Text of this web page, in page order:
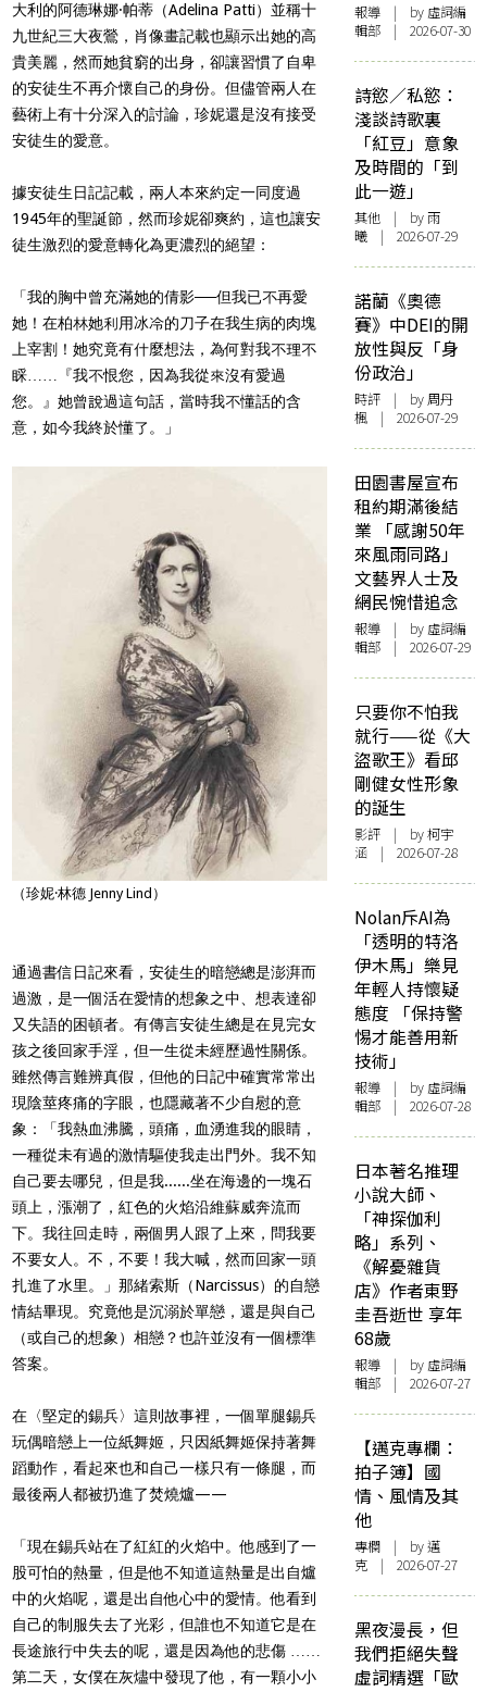
大利的阿德琳娜·帕蒂（Adelina Patti）並稱十
九世紀三大夜鶯，肖像畫記載也顯示出她的高
貴美麗，然而她貧窮的出身，卻讓習慣了自卑
的安徒生不再介懷自己的身份。但儘管兩人在
藝術上有十分深入的討論，珍妮還是沒有接受
安徒生的愛意。
據安徒生日記記載，兩人本來約定一同度過
1945年的聖誕節，然而珍妮卻爽約，這也讓安
徒生激烈的愛意轉化為更濃烈的絕望：
「我的胸中曾充滿她的倩影──但我已不再愛
她！在柏林她利用冰冷的刀子在我生病的肉塊
上宰割！她究竟有什麼想法，為何對我不理不
睬……『我不恨您，因為我從來沒有愛過
您。』她曾說過這句話，當時我不懂話的含
意，如今我終於懂了。」
（珍妮·林德 Jenny Lind）
通過書信日記來看，安徒生的暗戀總是澎湃而
過激，是一個活在愛情的想象之中、想表達卻
又失語的困頓者。有傳言安徒生總是在見完女
孩之後回家手淫，但一生從未經歷過性關係。
雖然傳言難辨真假，但他的日記中確實常常出
現陰莖疼痛的字眼，也隱藏著不少自慰的意
象：「我熱血沸騰，頭痛，血湧進我的眼睛，
一種從未有過的激情驅使我走出門外。我不知
自己要去哪兒，但是我......坐在海邊的一塊石
頭上，漲潮了，紅色的火焰沿維蘇威奔流而
下。我往回走時，兩個男人跟了上來，問我要
不要女人。不，不要！我大喊，然而回家一頭
扎進了水里。」那緒索斯（Narcissus）的自戀
情結畢現。究竟他是沉溺於單戀，還是與自己
（或自己的想象）相戀？也許並沒有一個標準
答案。
在〈堅定的錫兵〉這則故事裡，一個單腿錫兵
玩偶暗戀上一位紙舞姬，只因紙舞姬保持著舞
蹈動作，看起來也和自己一樣只有一條腿，而
最後兩人都被扔進了焚燒爐——
「現在錫兵站在了紅紅的火焰中。他感到了一
股可怕的熱量，但是他不知道這熱量是出自爐
中的火焰呢，還是出自他心中的愛情。他看到
自己的制服失去了光彩，但誰也不知道它是在
長途旅行中失去的呢，還是因為他的悲傷 ……
第二天，女僕在灰燼中發現了他，有一顆小小
報導 | by 虛詞編
輯部 | 2026-07-30
詩慾／私慾：
淺談詩歌裏
「紅豆」意象
及時間的「到
此一遊」
其他 | by 雨
曦 | 2026-07-29
諾蘭《奧德
賽》中DEI的開
放性與反「身
份政治」
時評 | by周丹
楓 | 2026-07-29
田園書屋宣布
租約期滿後結
業 「感謝50年
來風雨同路」
文藝界人士及
網民惋惜追念
報導 | by 虛詞編
輯部 | 2026-07-29
只要你不怕我
就行——從《大
盜歌王》看邱
剛健女性形象
的誕生
影評 | by 柯宇
涵 | 2026-07-28
Nolan斥AI為
「透明的特洛
伊木馬」樂見
年輕人持懷疑
態度 「保持警
惕才能善用新
技術」
報導 | by 虛詞編
輯部 | 2026-07-28
日本著名推理
小說大師、
「神探伽利
略」系列、
《解憂雜貨
店》作者東野
圭吾逝世 享年
68歲
報導 | by 虛詞編
輯部 | 2026-07-27
【邁克專欄：
拍子簿】國
情、風情及其
他
專欄 | by邁
克 | 2026-07-27
黑夜漫長，但
我們拒絕失聲
虛詞精選「歐